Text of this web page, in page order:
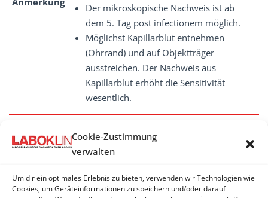
Cookie-Zustimmung
verwalten
Um dir ein optimales Erlebnis zu bieten, verwenden wir Technologien wie
Cookies, um Geräteinformationen zu speichern und/oder darauf
Der mikroskopische Nachweis ist ab
dem 5. Tag post infectionem möglich.
Möglichst Kapillarblut entnehmen
(Ohrrand) und auf Objektträger
ausstreichen. Der Nachweis aus
Kapillarblut erhöht die Sensitivität
wesentlich.
Babesien - mikroskopisch